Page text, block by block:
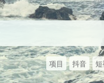
项目 抖音